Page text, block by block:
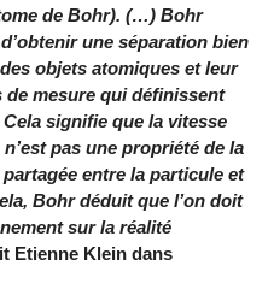
de Bohr). (…) Bohr
une séparation bien
objets atomiques et leur
mesure qui définissent
signifie que la vitesse
pas une propriété de la
entre la particule et
Bohr déduit que l’on doit
sur la réalité
Etienne Klein dans